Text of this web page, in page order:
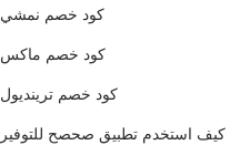
كود خصم نمشي
كود خصم ماكس
كود خصم ترينديول
كيف استخدم تطبيق صحصح للتوفير